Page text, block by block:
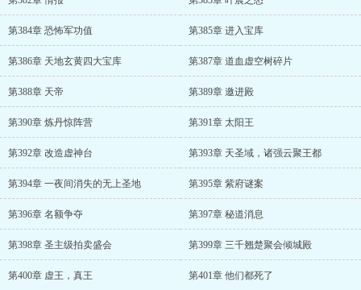
第384章 恐怖军功值 第385章 进入宝库
第386章 天地玄黄四大宝库 第387章 道血虚空树碎片
第388章 天帝 第389章 邀进殿
第390章 炼丹惊阵营 第391章 太阳王
第392章 改造虚神台 第393章 天圣域，诸强云聚王都
第394章 一夜间消失的无上圣地 第395章 紫府谜案
第396章 名额争夺 第397章 秘道消息
第398章 圣主级拍卖盛会 第399章 三千翘楚聚会倾城殿
第400章 虚王，真王 第401章 他们都死了